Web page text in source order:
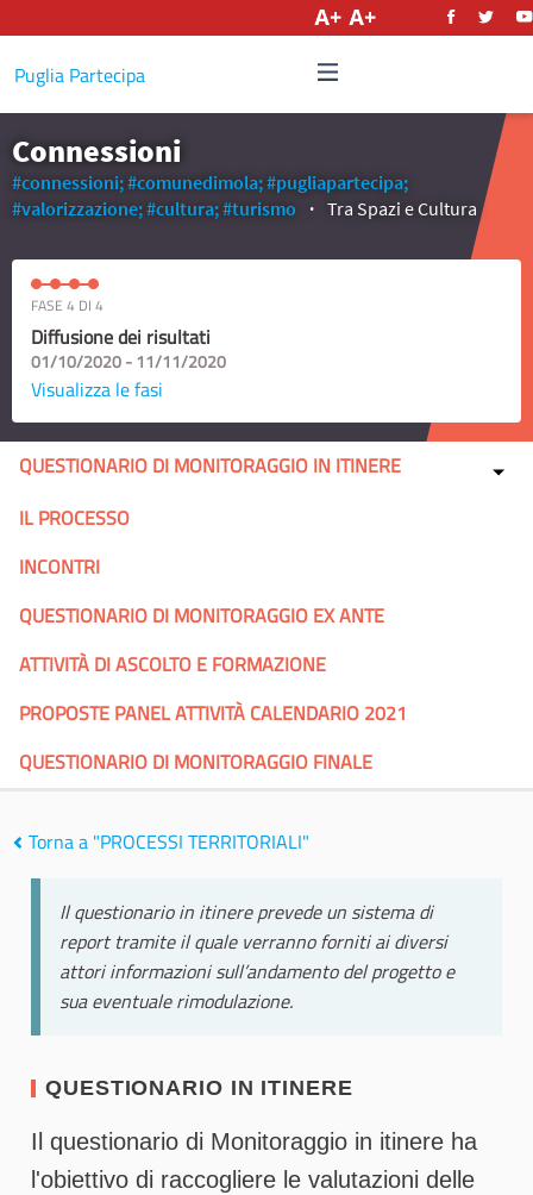
Puglia Partecipa
Connessioni
#connessioni;#comunedimola;#pugliapartecipa;
#valorizzazione;#cultura;#turismo Tra Spazi e Cultura
FASE 4 DI 4
Diffusione dei risultati
01/10/2020 - 11/11/2020
Visualizza le fasi
QUESTIONARIO DI MONITORAGGIO IN ITINERE
IL PROCESSO
INCONTRI
QUESTIONARIO DI MONITORAGGIO EX ANTE
ATTIVITÀ DI ASCOLTO E FORMAZIONE
PROPOSTE PANEL ATTIVITÀ CALENDARIO 2021
QUESTIONARIO DI MONITORAGGIO FINALE
Torna a "PROCESSI TERRITORIALI"
Il questionario in itinere prevede un sistema di
report tramite il quale verranno forniti ai diversi
attori informazioni sull’andamento del progetto e
sua eventuale rimodulazione.
QUESTIONARIO IN ITINERE
Il questionario di Monitoraggio in itinere ha
l'obiettivo di raccogliere le valutazioni delle